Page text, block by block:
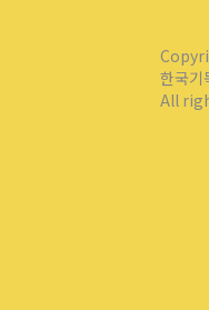
한국기
All